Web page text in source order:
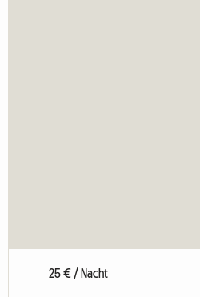
25 € / Nacht